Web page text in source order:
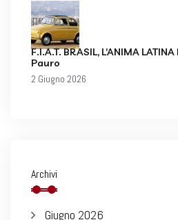
F.I.A.T. BRASIL, L’ANIMA
Pauro
2 Giugno 2026
Archivi
Giugno 2026